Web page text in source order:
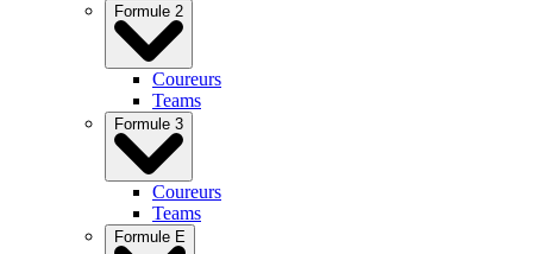
Formule 2
Coureurs
Teams
Formule 3
Coureurs
Teams
Formule E